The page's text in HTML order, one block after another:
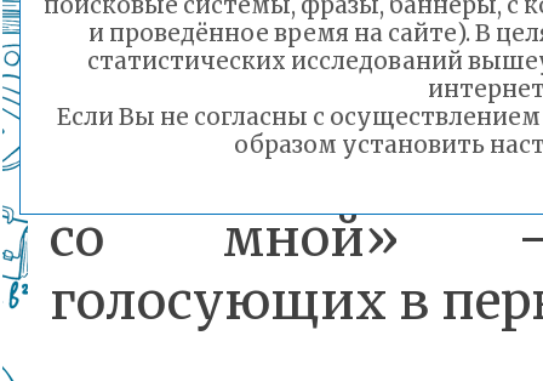
номинаций:
«На Выборах –
со мной»
голосующих в
и проведённое время на сайте). В
статистических исследований
Если Вы не согласны с
образом установить